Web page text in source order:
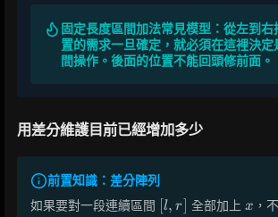
固定長度區間加法常見模型：從左到
置的需求一旦確定，就必須在這裡決
間操作。後面的位置不能回頭修前面。
用差分維護目前已經增加多少
前置知識：差分陣列
如果要對一段連續區間 [l,r]
l, r 全部加上 x
x ，